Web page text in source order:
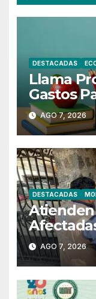
DESTACADAS
Llama
Gastos
Clases
AGO 7, 2026
DESTACADAS
Atienden
gas LP
AGO 7, 2026